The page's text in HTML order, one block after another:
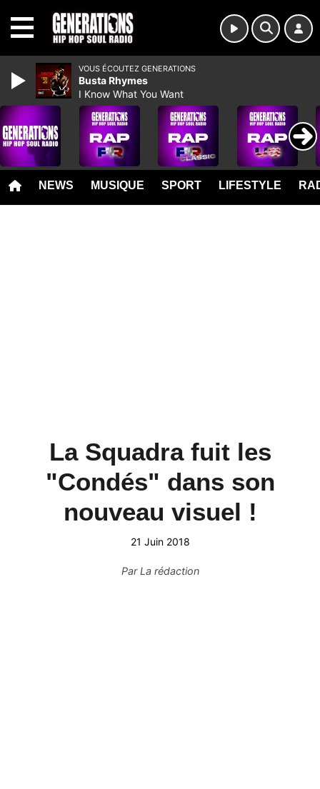
NEWS MUSIQUE SPORT LIFESTYLE
La Squadra fuit les
"Condés" dans son
nouveau visuel !
21 Juin 2018
ParLa rédaction
VOUS ÉCOUTEZ GENERATIONS
Busta Rhymes
I Know What You Want